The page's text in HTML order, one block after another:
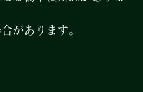
があります。